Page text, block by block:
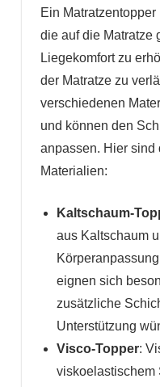
Ein
die auf die Matratze
Liegekomfort zu
der Matratze zu
verschiedenen
und können den
anpassen. Hier sind
Materialien:
Kaltschaum-
aus Kaltschaum
eignen sich
zusätzliche
Unterstützung
Visco-Topper:
viskoelastischem